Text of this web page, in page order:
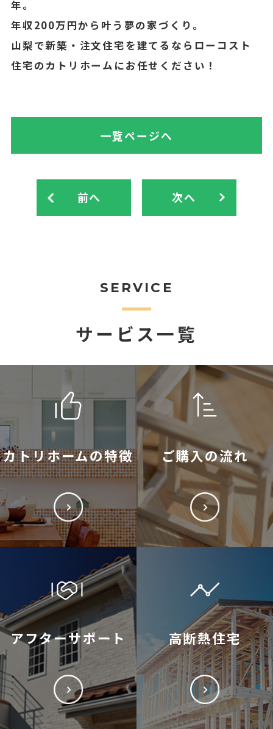
年。
年収200万円から叶う夢の家づくり。
山梨で新築・注文住宅を建てるならローコスト
住宅のカトリホームにお任せください！
前へ
一覧ページへ
次へ
SERVICE
サービス一覧
カトリホームの特徴 ご購入の流れ
アフターサポート 高断熱住宅